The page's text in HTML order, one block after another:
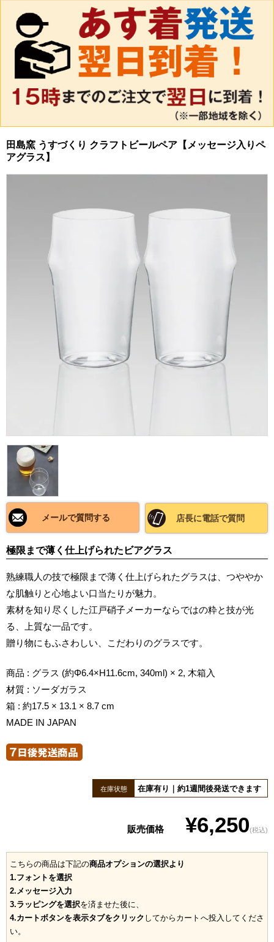
田島窯 うすづくり クラフトビールペア【メッセージ入りペ
アグラス】
メールで質問する 店長に電話で質問
極限まで薄く仕上げられたビアグラス
熟練職人の技で極限まで薄く仕上げられたグラスは、つややか
な肌触りと心地よい口当たりが魅力。
素材を知り尽くした江戸硝子メーカーならではの粋と技が光
る、上質な一品です。
贈り物にもふさわしい、こだわりのグラスです。
商品 : グラス (約Φ6.4×H11.6cm, 340ml) × 2, 木箱入
材質 : ソーダガラス
箱 : 約17.5 × 13.1 × 8.7 cm
MADE IN JAPAN
在庫状態 在庫有り｜約1週間後発送できます
販売価格¥6,250(税込)
こちらの商品は下記の商品オプションの選択より
1.フォントを選択
2.メッセージ入力
3.ラッピングを選択を済ませた後に、
4.カートボタンを表示タブをクリック してからカートへ投入してくださ
い。